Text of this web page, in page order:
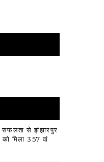
सफलता से झंझारपुर
मिला 357 वां